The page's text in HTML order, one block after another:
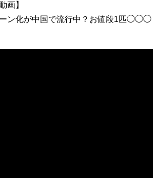
画】
ン化が中国で流行中？お値段1匹◯◯◯